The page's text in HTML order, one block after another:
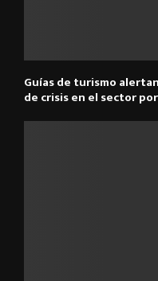
Guías de turismo
de crisis en el sector